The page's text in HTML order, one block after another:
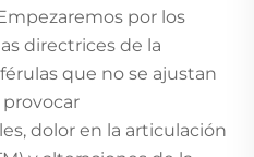
por los
directrices de la
que no se ajustan
dolor en la articulación